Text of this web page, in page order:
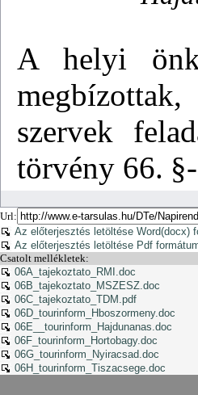
Url:
Az előterjesztés letöltése Word(docx)
Az előterjesztés letöltése Pdf
Csatolt mellékletek:
06A_tajekoztato_RMI.doc
06B_tajekoztato_MSZESZ.doc
06C_tajekoztato_TDM.pdf
06D_tourinform_Hboszormeny.doc
06E__tourinform_Hajdunanas.doc
06F_tourinform_Hortobagy.doc
06G_tourinform_Nyiracsad.doc
06H_tourinform_Tiszacsege.doc